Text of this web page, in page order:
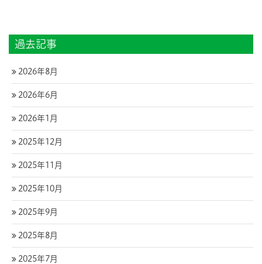
過去記事
2026年8月
2026年6月
2026年1月
2025年12月
2025年11月
2025年10月
2025年9月
2025年8月
2025年7月